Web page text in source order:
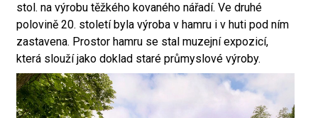
stol. na výrobu těžkého kovaného nářadí. Ve druhé
polovině 20. století byla výroba v hamru i v huti pod ním
zastavena. Prostor hamru se stal muzejní expozicí,
která slouží jako doklad staré průmyslové výroby.